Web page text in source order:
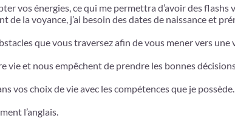
vos énergies, ce qui me permettra d’avoir des
la voyance, j’ai besoin des dates de naissance et
que vous traversez afin de vous mener vers une
vie et nous empêchent de prendre les bonnes
vos choix de vie avec les compétences que je possède.
l’anglais.